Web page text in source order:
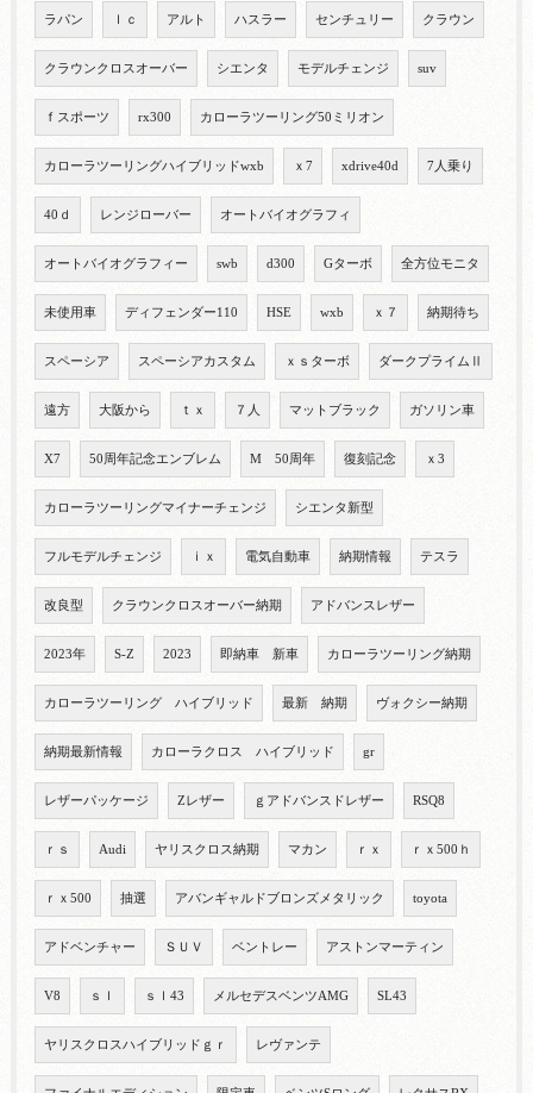
ラパン ｌｃ アルト ハスラー センチュリー クラウン
クラウンクロスオーバー シエンタ モデルチェンジ suv
ｆスポーツ rx300 カローラツーリング50ミリオン
カローラツーリングハイブリッドwxb ｘ7 xdrive40d 7人乗り
40ｄ レンジローバー オートバイオグラフィ
オートバイオグラフィー swb d300 Gターボ 全方位モニタ
未使用車 ディフェンダー110 HSE wxb ｘ７ 納期待ち
スペーシア スペーシアカスタム ｘｓターボ ダークプライムⅡ
遠方 大阪から ｔｘ ７人 マットブラック ガソリン車
X7 50周年記念エンブレム M 50周年 復刻記念 ｘ3
カローラツーリングマイナーチェンジ シエンタ新型
フルモデルチェンジ ｉｘ 電気自動車 納期情報 テスラ
改良型 クラウンクロスオーバー納期 アドバンスレザー
2023年 S-Z 2023 即納車 新車 カローラツーリング納期
カローラツーリング ハイブリッド 最新 納期 ヴォクシー納期
納期最新情報 カローラクロス ハイブリッド gr
レザーパッケージ Zレザー ｇアドバンスドレザー RSQ8
ｒｓ Audi ヤリスクロス納期 マカン ｒｘ ｒｘ500ｈ
ｒｘ500 抽選 アバンギャルドブロンズメタリック toyota
アドベンチャー ＳＵＶ ベントレー アストンマーティン
V8 ｓｌ ｓｌ43 メルセデスベンツAMG SL43
ヤリスクロスハイブリッドｇｒ レヴァンテ